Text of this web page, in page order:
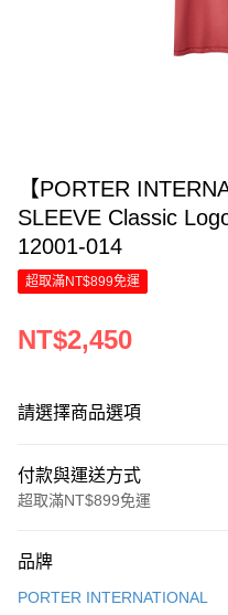
【PORTER
SLEEVE Classic
12001-014
超取滿NT$899免運
NT$2,450
請選擇商品選項
付款與運送方式
超取滿NT$899免運
信用卡一次付款
品牌
PORTER INTERNATIONAL